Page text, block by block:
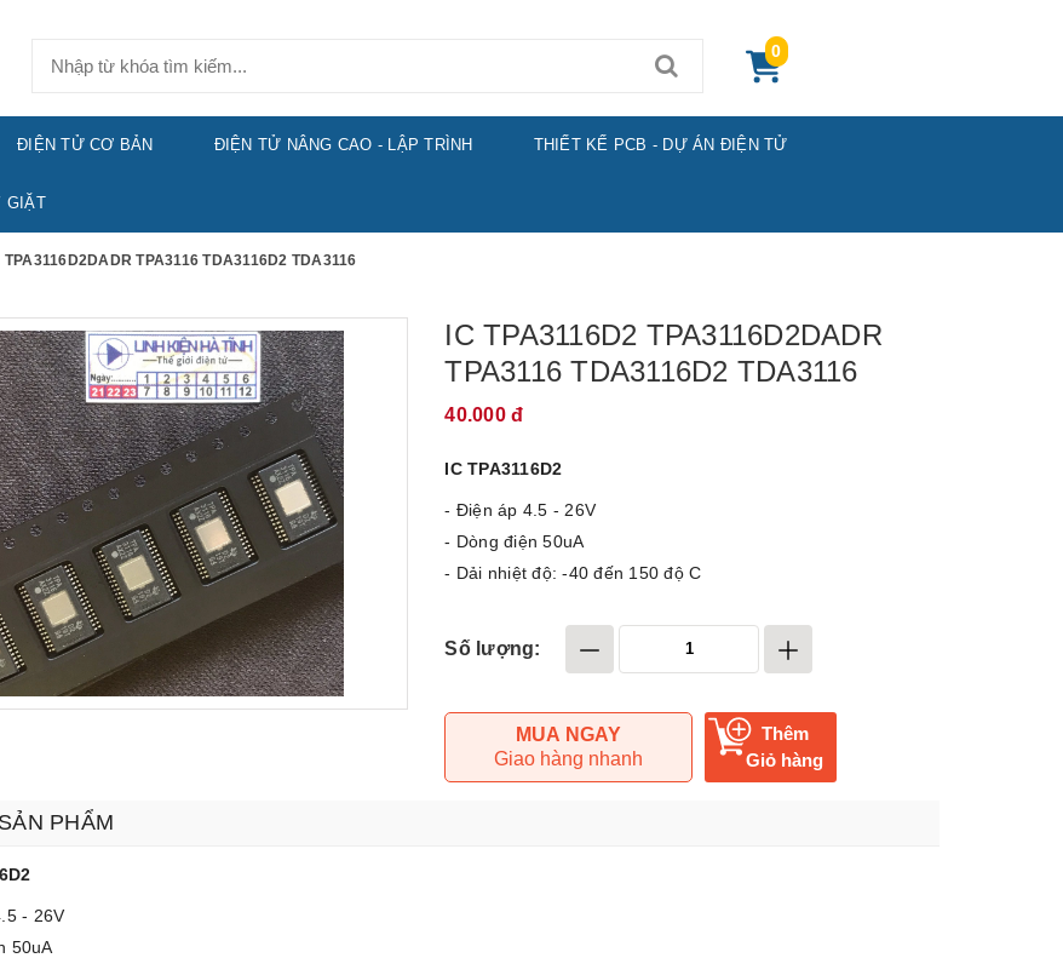
0
ĐIỆN TỬ CƠ BẢN ĐIỆN TỬ NÂNG CAO - LẬP TRÌNH THIẾT KẾ PCB - DỰ ÁN ĐIỆN TỬ
GIẶT
TPA3116D2DADR TPA3116 TDA3116D2 TDA3116
IC TPA3116D2 TPA3116D2DADR
TPA3116 TDA3116D2 TDA3116
40.000 đ
IC TPA3116D2
- Điện áp 4.5 - 26V
- Dòng điện 50uA
- Dải nhiệt độ: -40 đến 150 độ C
Số lượng:
MUA NGAY
Giao hàng nhanh
Thêm
Giỏ hàng
PHẨM
- 26V
50uA